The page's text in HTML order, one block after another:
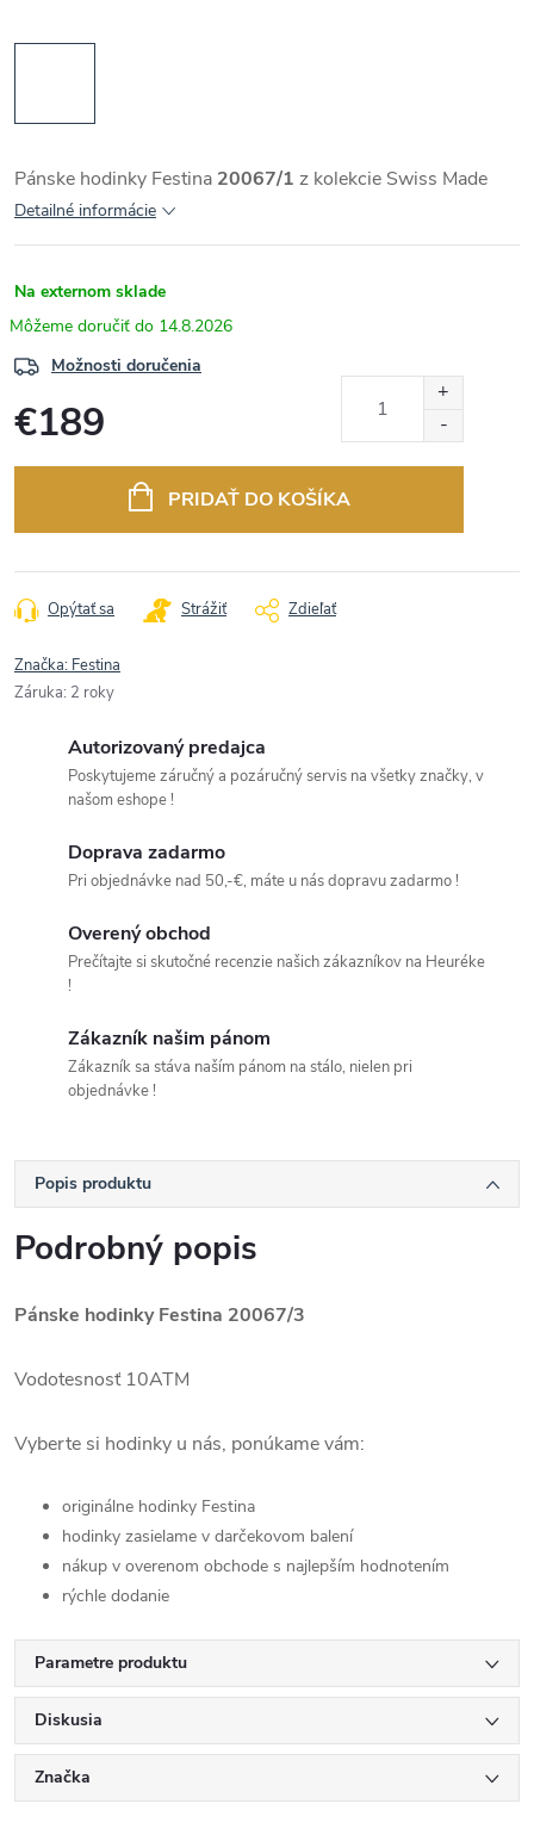
Pánske hodinky Festina 20067/1 z kolekcie Swiss Made
Detailné informácie
Na externom sklade
14.8.2026
Možnosti doručenia
€189
PRIDAŤ DO KOŠÍKA
Opýtať sa Strážiť Zdieľať
Značka: Festina
Záruka: 2 roky
Autorizovaný predajca
Poskytujeme záručný a pozáručný servis na všetky značky, v
našom eshope !
Doprava zadarmo
Pri objednávke nad 50,-€, máte u nás dopravu zadarmo !
Overený obchod
Prečítajte si skutočné recenzie našich zákazníkov na Heuréke
!
Zákazník našim pánom
Zákazník sa stáva naším pánom na stálo, nielen pri
objednávke !
Popis produktu
Podrobný popis
Pánske hodinky Festina 20067/3
Vodotesnosť 10ATM
Vyberte si hodinky u nás, ponúkame vám:
originálne hodinky Festina
hodinky zasielame v darčekovom balení
nákup v overenom obchode s najlepším hodnotením
rýchle dodanie
Parametre produktu
Diskusia
Značka